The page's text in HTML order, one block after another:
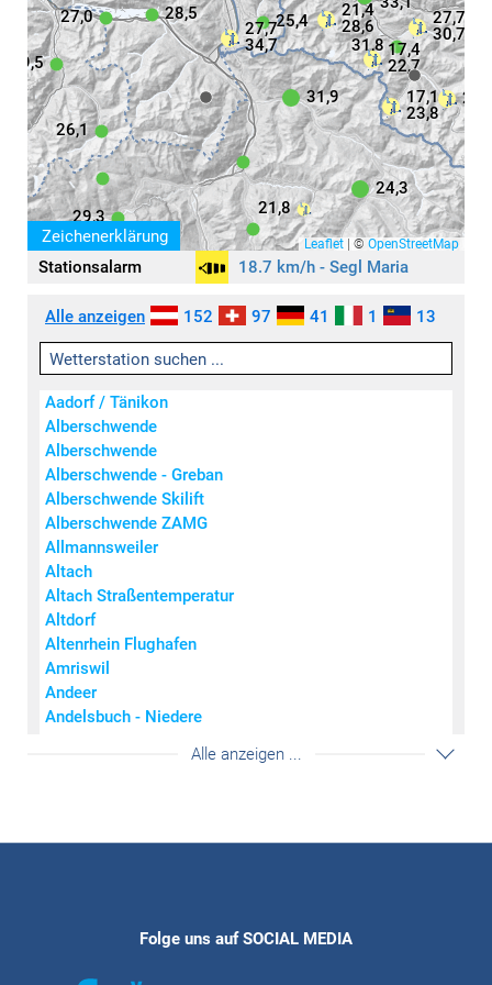
Zeichenerklärung
25,4
29,3
29,5
26,1
21,8
27,0
31,8
28,5
31,9
24,3
17,1
23,8
21,4
28,6
27,7
34,7
17,4
22,7
27,7
30,7
Leaflet © OpenStreetMap
Stationsalarm
18.7 km/h - Segl Maria
Aktivität
keine / wenig
leicht
mäßig
sehr stark
extrem stark
Symbole
Wind(km/h)
< 7
7 - 14
15 - 27
45 - 73
Regen
15,1 - 60
Alle anzeigen 152 97 41 1 13
Aadorf / Tänikon
Alberschwende
Alberschwende
Alberschwende - Greban
Alberschwende Skilift
Alberschwende ZAMG
Allmannsweiler
Altach
Altach Straßentemperatur
Altdorf
Altenrhein Flughafen
Amriswil
Andeer
Andelsbuch - Niedere
Balingen-Bronnhaupten
Bartholomäberg
Alle anzeigen ... Akkordeon auf-/
Folge uns auf SOCIAL MEDIA